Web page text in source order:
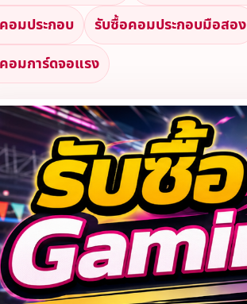
อมประกอบ
รับซื้อคอมประกอบมือสอง
อมการ์ดจอแรง